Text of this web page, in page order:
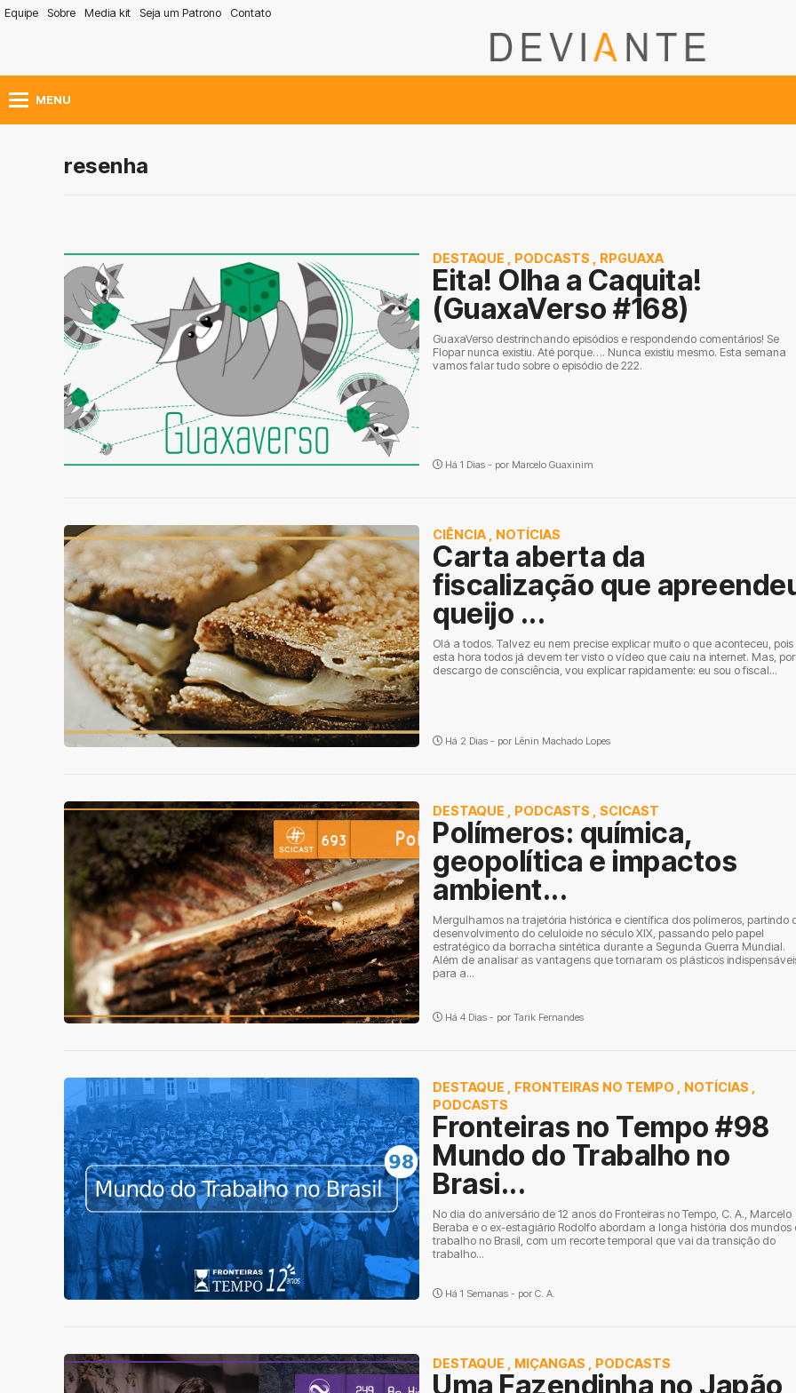
Equipe Sobre Media kit Seja um Patrono Contato
MENU
resenha
DESTAQUE PODCASTS RPGUAXA
Eita! Olha a Caquita!
(GuaxaVerso #168)
GuaxaVerso destrinchando episódios e respondendo comentários! Se
Flopar nunca existiu. Até porque…. Nunca existiu mesmo. Esta semana
vamos falar tudo sobre o episódio de 222.
Há 1 Dias - por Marcelo Guaxinim
CIÊNCIA NOTÍCIAS
Carta aberta da
fiscalização que
queijo ...
Olá a todos. Talvez eu nem precise explicar muito o que aconteceu, pois
esta hora todos já devem ter visto o vídeo que caiu na internet. Mas, por
descargo de consciência, vou explicar rapidamente: eu sou o fiscal...
Há 2 Dias - por Lênin Machado Lopes
DESTAQUE PODCASTS SCICAST
Polímeros: química,
geopolítica e impactos
ambient...
Mergulhamos na trajetória histórica e científica dos polímeros, partindo
desenvolvimento do celuloide no século XIX, passando pelo papel
estratégico da borracha sintética durante a Segunda Guerra Mundial.
Além de analisar as vantagens que tornaram os plásticos
para a...
Há 4 Dias - por Tarik Fernandes
DESTAQUE FRONTEIRAS NO TEMPO NOTÍCIAS
PODCASTS
Fronteiras no Tempo #98
Mundo do Trabalho no
Brasi...
No dia do aniversário de 12 anos do Fronteiras no Tempo, C. A., Marcelo
Beraba e o ex-estagiário Rodolfo abordam a longa história dos mundos
trabalho no Brasil, com um recorte temporal que vai da transição do
trabalho...
Há 1 Semanas - por C. A.
DESTAQUE MIÇANGAS PODCASTS
Uma Fazendinha no Japão